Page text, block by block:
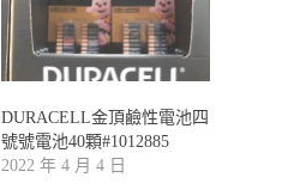
DURACELL金頂鹼性電池四
號號電池40顆#1012885
2022 年 4 月 4 日